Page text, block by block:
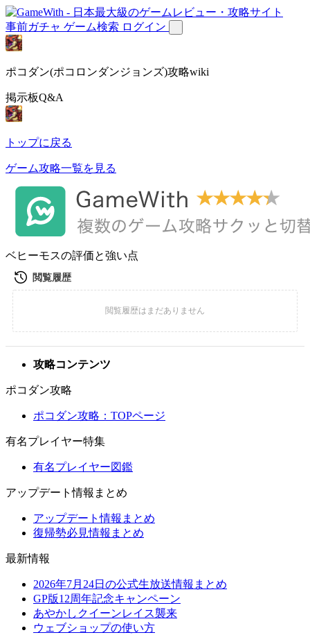
事前ガチャ ゲーム検索 ログイン
ポコダン(ポコロンダンジョンズ)攻略wiki
掲示板Q&A
トップに戻る
ゲーム攻略一覧を見る
ベヒーモスの評価と強い点
攻略コンテンツ
ポコダン攻略
ポコダン攻略：TOPページ
有名プレイヤー特集
有名プレイヤー図鑑
アップデート情報まとめ
アップデート情報まとめ
復帰勢必見情報まとめ
最新情報
2026年7月24日の公式生放送情報まとめ
GP版12周年記念キャンペーン
あやかしクイーンレイス襲来
ウェブショップの使い方